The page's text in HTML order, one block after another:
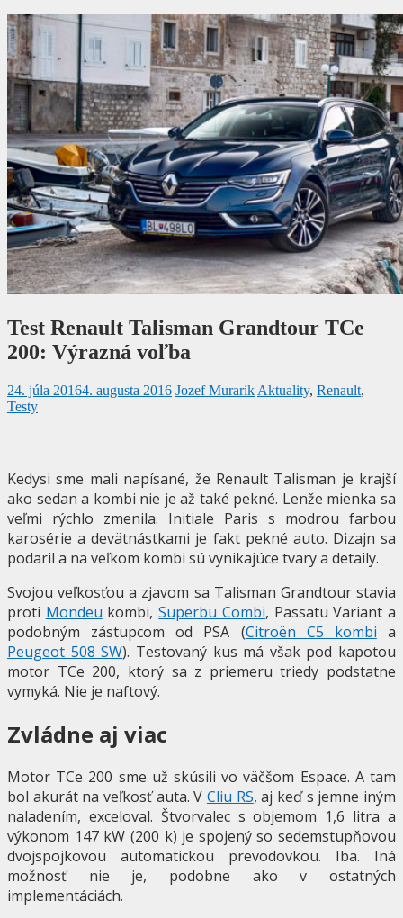
Test Renault Talisman Grandtour TCe
200: Výrazná voľba
24. júla 20164. augusta 2016 Jozef Murarik Aktuality, Renault,
Testy
Kedysi sme mali napísané, že Renault Talisman je krajší
ako sedan a kombi nie je až také pekné. Lenže mienka sa
veľmi rýchlo zmenila. Initiale Paris s modrou farbou
karosérie a devätnástkami je fakt pekné auto. Dizajn sa
podaril a na veľkom kombi sú vynikajúce tvary a detaily.
Svojou veľkosťou a zjavom sa Talisman Grandtour stavia
proti Mondeu kombi,Superbu Combi, Passatu Variant a
podobným zástupcom od PSA (Citroën C5 kombi a
Peugeot 508 SW). Testovaný kus má však pod kapotou
motor TCe 200, ktorý sa z priemeru triedy podstatne
vymyká. Nie je naftový.
Zvládne aj viac
Motor TCe 200 sme už skúsili vo väčšom Espace. A tam
bol akurát na veľkosť auta. V Cliu RS, aj keď s jemne iným
naladením, exceloval. Štvorvalec s objemom 1,6 litra a
výkonom 147 kW (200 k) je spojený so sedemstupňovou
dvojspojkovou automatickou prevodovkou. Iba. Iná
možnosť nie je, podobne ako v ostatných
implementáciách.